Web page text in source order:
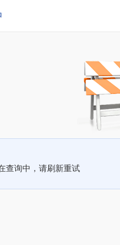
查询中，请刷新重试